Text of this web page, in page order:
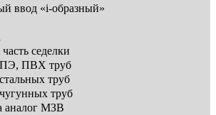
ввод «i-образный»
седелки
ПВХ труб
труб
труб
аналог МЗВ